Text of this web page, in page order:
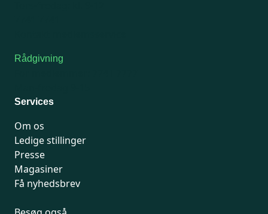
Rådgivning
Services
Om os
Ledige stillinger
Presse
Magasiner
Få nyhedsbrev